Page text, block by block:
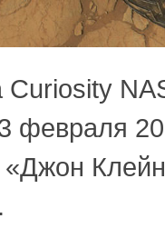
Curiosity
февраля
«Джон